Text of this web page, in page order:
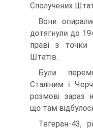
Сполучених
Вони
дотягнули до
праві з точки
Штатів.
Були
Сталіним і
розмові зараз
що там
Тегеран-43,